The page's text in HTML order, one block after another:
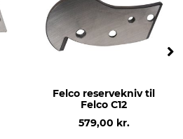
Felco reservekniv til
Felco C12
579,00 kr.